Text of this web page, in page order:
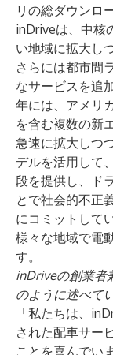
リの総ダウンロ
inDriveは、中核
い地域に拡大し
さらには都市間
なサービスを追
年には、アメリ
を含む複数の新
急速に拡大しつ
デルを活用して
段を提供し、ド
とで社会的不正
にコミットして
様々な地域で電
す。
inDriveの創業者
のように述べて
「私たちは、
された配車サー
ことを喜んでい